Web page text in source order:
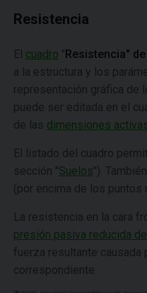
Resistencia
El cuadro "Resistencia"
a la estructura y los
representación gráfica de
puede ser editada en el
de las dimensiones
El listado del cuadro
sección "Suelos").
(por encima de los puntos
La resistencia en la cara
presión pasiva reducida
fuerza resultante
correspondiente.